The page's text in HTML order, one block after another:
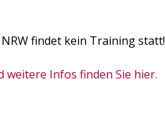
findet kein Training statt!
weitere Infos finden Sie hier.